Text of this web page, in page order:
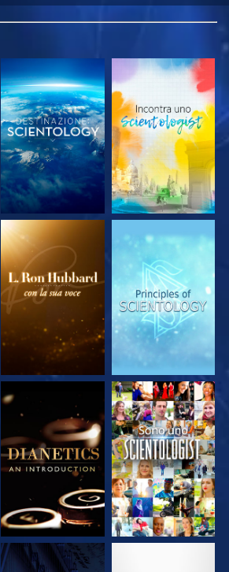
ESPLORA LE
SERIE
ESPLORA LE
SERIE
ESPLORA LE
SERIE
GUARDA